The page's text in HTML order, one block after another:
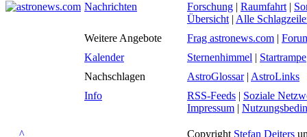
Nachrichten Forschung | Raumfahrt |
Übersicht | Alle
Weitere Angebote
Frag astronews.com |
Kalender
Sternenhimmel | Startrampe
Nachschlagen
AstroGlossar| AstroLinks
Info
RSS-Feeds | Soziale
Impressum |
^ Copyright Stefan Deiters